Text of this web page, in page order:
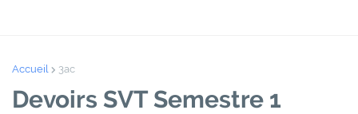
Accueil 3ac
Devoirs SVT Semestre 1